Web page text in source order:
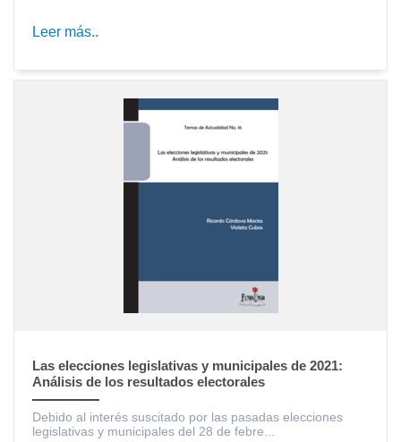
Leer más..
Las elecciones legislativas y municipales de 2021:
Análisis de los resultados electorales
Debido al interés suscitado por las pasadas elecciones
legislativas y municipales del 28 de febre...